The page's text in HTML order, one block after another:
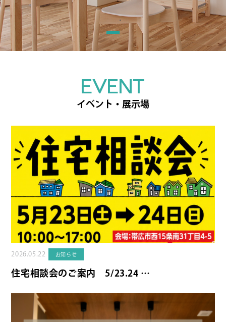
EVENT
イベント・展示場
2026.05.22 お知らせ
住宅相談会のご案内 5/23.24 …